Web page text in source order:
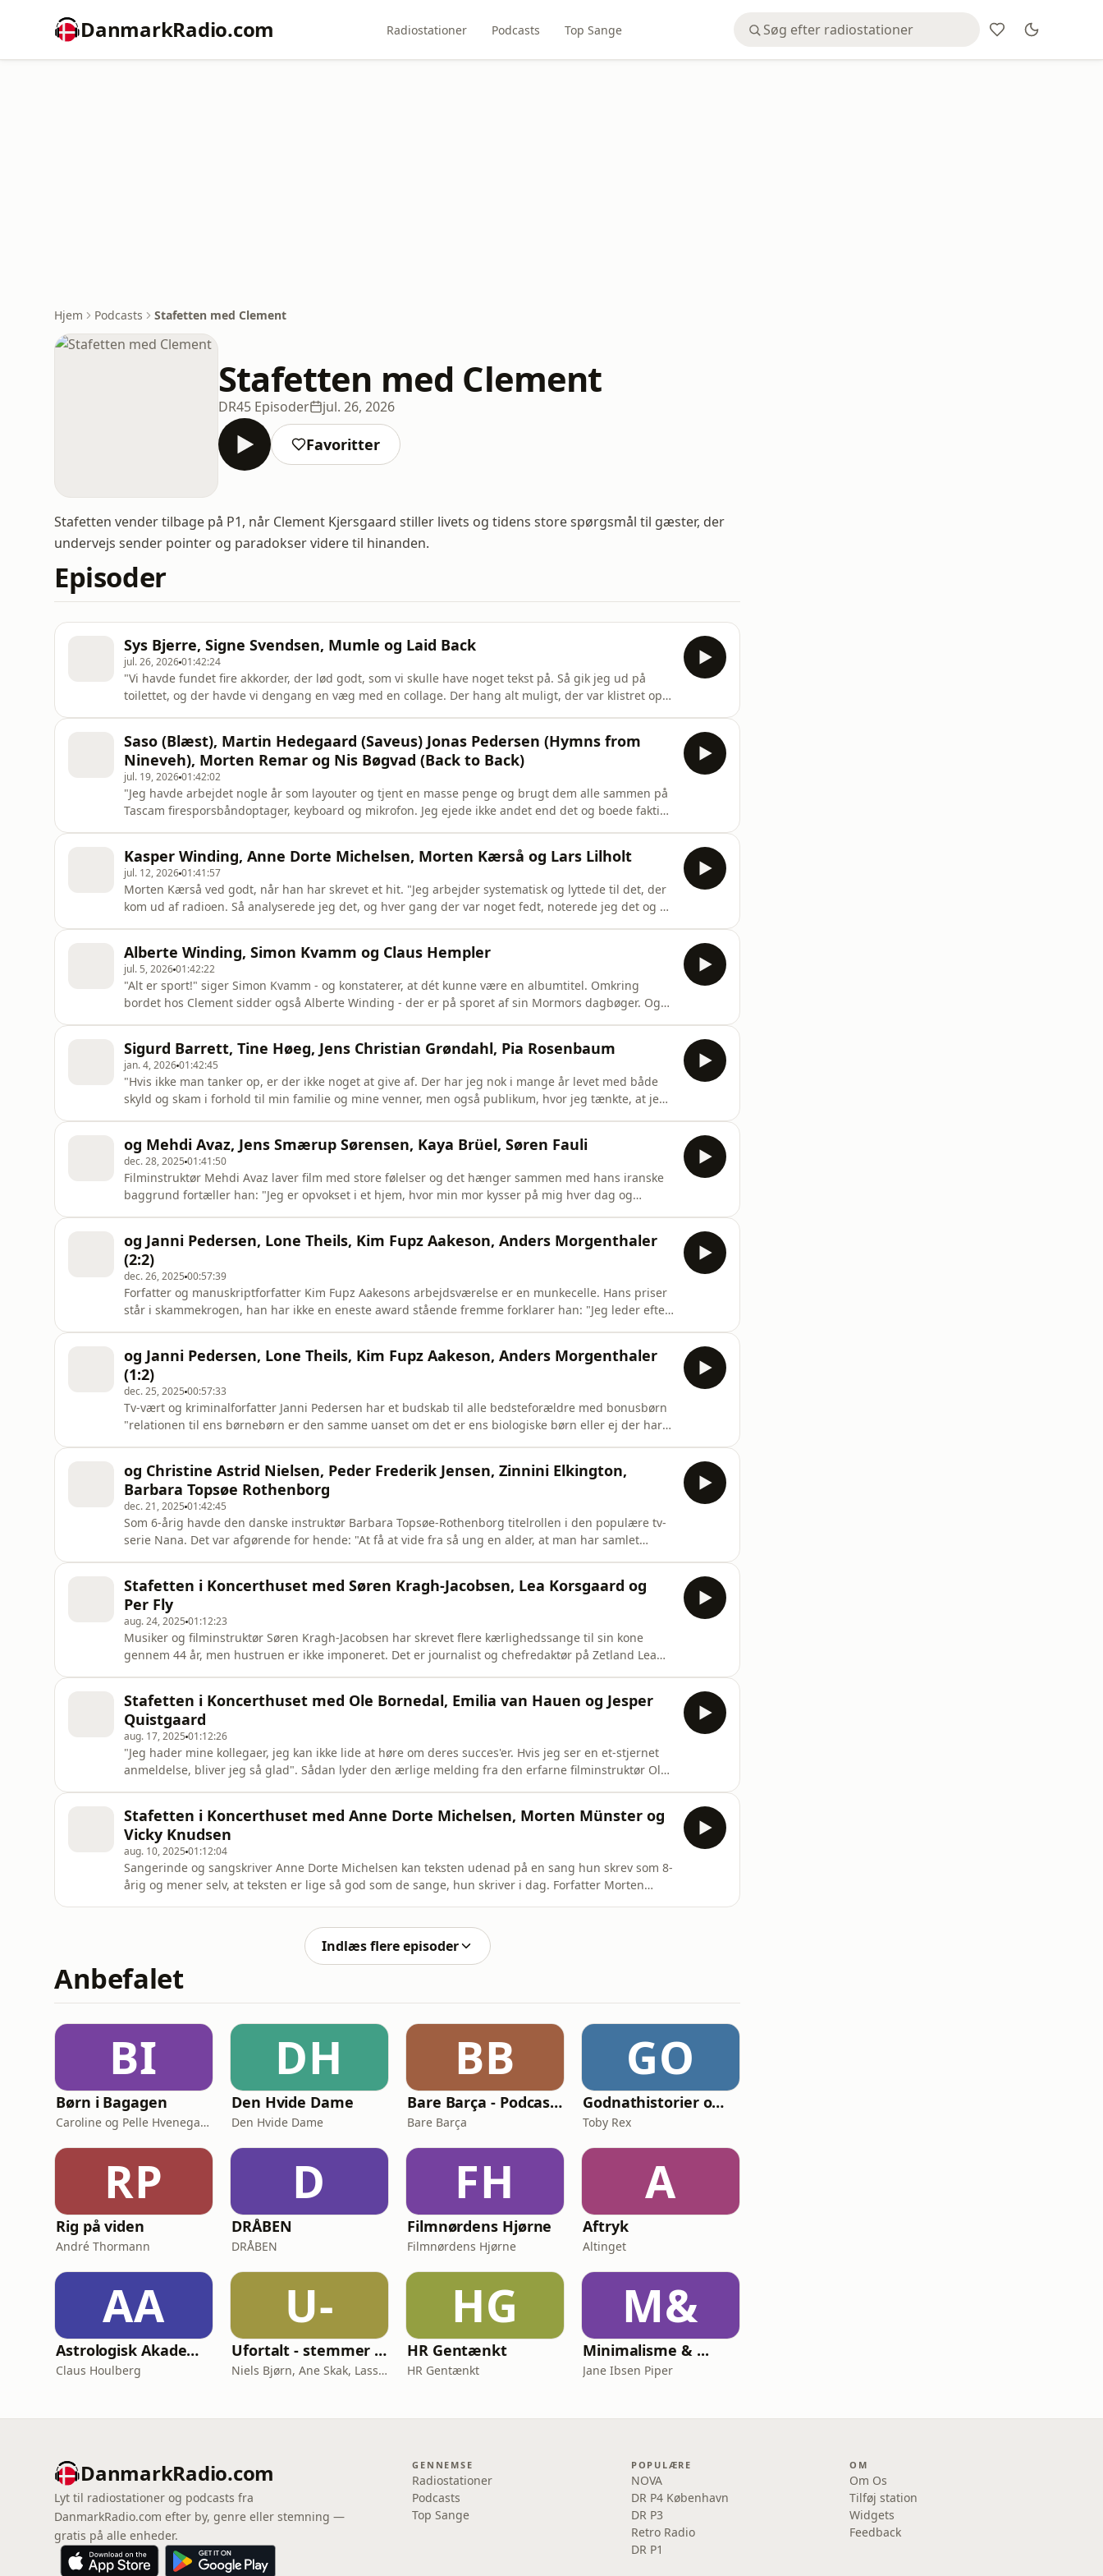
DanmarkRadio.com Radiostationer Podcasts Top Sange
Hjem Podcasts Stafetten med Clement
Stafetten med Clement
DR45 Episoder jul. 26, 2026
Favoritter
Stafetten vender tilbage på P1, når Clement Kjersgaard stiller livets og tidens store spørgsmål til gæster, der
undervejs sender pointer og paradokser videre til hinanden.
Episoder
Sys Bjerre, Signe Svendsen, Mumle og Laid Back
jul. 26, 202601:42:24
"Vi havde fundet fire akkorder, der lød godt, som vi skulle have noget tekst på. Så gik jeg ud på
toilettet, og der havde vi dengang en væg med en collage. Der hang alt muligt, der var klistret op;
verdenshit
Saso (Blæst), Martin Hedegaard (Saveus) Jonas Pedersen (Hymns from
Nineveh), Morten Remar og Nis Bøgvad (Back to Back)
jul. 19, 202601:42:02
"Jeg havde arbejdet nogle år som layouter og tjent en masse penge og brugt dem alle sammen på
Tascam firesporsbåndoptager, keyboard og mikrofon. Jeg ejede ikke andet end det og boede faktisk
bandet
Kasper Winding, Anne Dorte Michelsen, Morten Kærså og Lars Lilholt
jul. 12, 202601:41:57
Morten Kærså ved godt, når han har skrevet et hit. "Jeg arbejder systematisk og lyttede til det, der
kom ud af radioen. Så analyserede jeg det, og hver gang der var noget fedt, noterede jeg det og på
Alberte Winding, Simon Kvamm og Claus Hempler
jul. 5, 202601:42:22
"Alt er sport!" siger Simon Kvamm - og konstaterer, at dét kunne være en albumtitel. Omkring
bordet hos Clement sidder også Alberte Winding - der er på sporet af sin Mormors dagbøger. Og
Sigurd Barrett, Tine Høeg, Jens Christian Grøndahl, Pia Rosenbaum
jan. 4, 202601:42:45
"Hvis ikke man tanker op, er der ikke noget at give af. Der har jeg nok i mange år levet med både
skyld og skam i forhold til min familie og mine venner, men også publikum, hvor jeg tænkte, at jeg
Med ved bo
og Mehdi Avaz, Jens Smærup Sørensen, Kaya Brüel, Søren Fauli
dec. 28, 2025 01:41:50
Filminstruktør Mehdi Avaz laver film med store følelser og det hænger sammen med hans iranske
baggrund fortæller han: "Jeg er opvokset i et hjem, hvor min mor kysser på mig hver dag og
lærer den kul
og Janni Pedersen, Lone Theils, Kim Fupz Aakeson, Anders Morgenthaler
(2:2)
dec. 26, 2025 00:57:39
Forfatter og manuskriptforfatter Kim Fupz Aakesons arbejdsværelse er en munkecelle. Hans priser
står i skammekrogen, han har ikke en eneste award stående fremme forklarer han: "Jeg leder efter
skrive mere, ford
og Janni Pedersen, Lone Theils, Kim Fupz Aakeson, Anders Morgenthaler
(1:2)
dec. 25, 2025 00:57:33
Tv-vært og kriminalforfatter Janni Pedersen har et budskab til alle bedsteforældre med bonusbørn
"relationen til ens børnebørn er den samme uanset om det er ens biologiske børn eller ej der har
at kalde h
og Christine Astrid Nielsen, Peder Frederik Jensen, Zinnini Elkington,
Barbara Topsøe Rothenborg
dec. 21, 2025 01:42:45
Som 6-årig havde den danske instruktør Barbara Topsøe-Rothenborg titelrollen i den populære tv-
serie Nana. Det var afgørende for hende: "At få at vide fra så ung en alder, at man har samlet
ikke i nærh
Stafetten i Koncerthuset med Søren Kragh-Jacobsen, Lea Korsgaard og
Per Fly
aug. 24, 2025 01:12:23
Musiker og filminstruktør Søren Kragh-Jacobsen har skrevet flere kærlighedssange til sin kone
gennem 44 år, men hustruen er ikke imponeret. Det er journalist og chefredaktør på Zetland Lea
manuskriptforfatter Per Fly har o
Stafetten i Koncerthuset med Ole Bornedal, Emilia van Hauen og Jesper
Quistgaard
aug. 17, 2025 01:12:26
"Jeg hader mine kollegaer, jeg kan ikke lide at høre om deres succes'er. Hvis jeg ser en et-stjernet
anmeldelse, bliver jeg så glad". Sådan lyder den ærlige melding fra den erfarne filminstruktør Ole
selskab me
Stafetten i Koncerthuset med Anne Dorte Michelsen, Morten Münster og
Vicky Knudsen
aug. 10, 2025 01:12:04
Sangerinde og sangskriver Anne Dorte Michelsen kan teksten udenad på en sang hun skrev som 8-
årig og mener selv, at teksten er lige så god som de sange, hun skriver i dag. Forfatter Morten
Indlæs flere episoder
Anbefalet
BI
Børn i Bagagen
Caroline og Pelle Hvenegaard
DH
Den Hvide Dame
Den Hvide Dame
BB
Bare Barça - Podcasten om FC Barcelona
Bare Barça
GO
Godnathistorier om NinjaSaurerne Storm og Aske
Toby Rex
RP
Rig på viden
André Thormann
D
DRÅBEN
DRÅBEN
FH
Filmnørdens Hjørne
Filmnørdens Hjørne
A
Aftryk
Altinget
AA
Astrologisk Akademi's Podcast
Claus Houlberg
U-
Ufortalt - stemmer indefra
Niels Bjørn, Ane Skak, Lasse Soll Sunde
HG
HR Gentænkt
HR Gentænkt
M&
Minimalisme & ...
Jane Ibsen Piper
DanmarkRadio.com
Lyt til radiostationer og podcasts fra
DanmarkRadio.com efter by, genre eller stemning —
gratis på alle enheder.
GENNEMSE
Radiostationer
Podcasts
Top Sange
POPULÆRE
NOVA
DR P4 København
DR P3
Retro Radio
DR P1
OM
Om Os
Tilføj station
Widgets
Feedback